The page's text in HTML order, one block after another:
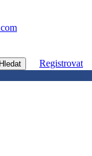
Registrovat